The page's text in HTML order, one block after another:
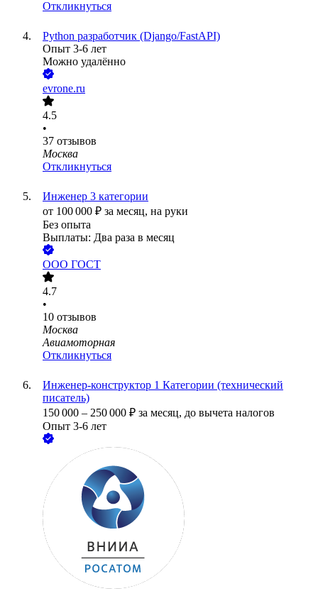
Откликнуться
Python разработчик (Django/FastAPI)
Опыт 3-6 лет
Можно удалённо
evrone.ru
4.5
•
37 отзывов
Москва
Откликнуться
Инженер 3 категории
от 100 000 ₽ за месяц, на руки
Без опыта
Выплаты: Два раза в месяц
ООО ГОСТ
4.7
•
10 отзывов
Москва
Авиамоторная
Откликнуться
Инженер-конструктор 1 Категории (технический
писатель)
150 000 – 250 000 ₽ за месяц, до вычета налогов
Опыт 3-6 лет